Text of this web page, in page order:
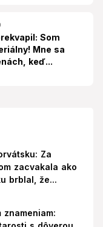
Som
Mne sa
keď...
Za
zacvakala ako
brblal, že...